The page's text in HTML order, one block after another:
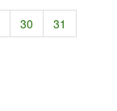
30
31